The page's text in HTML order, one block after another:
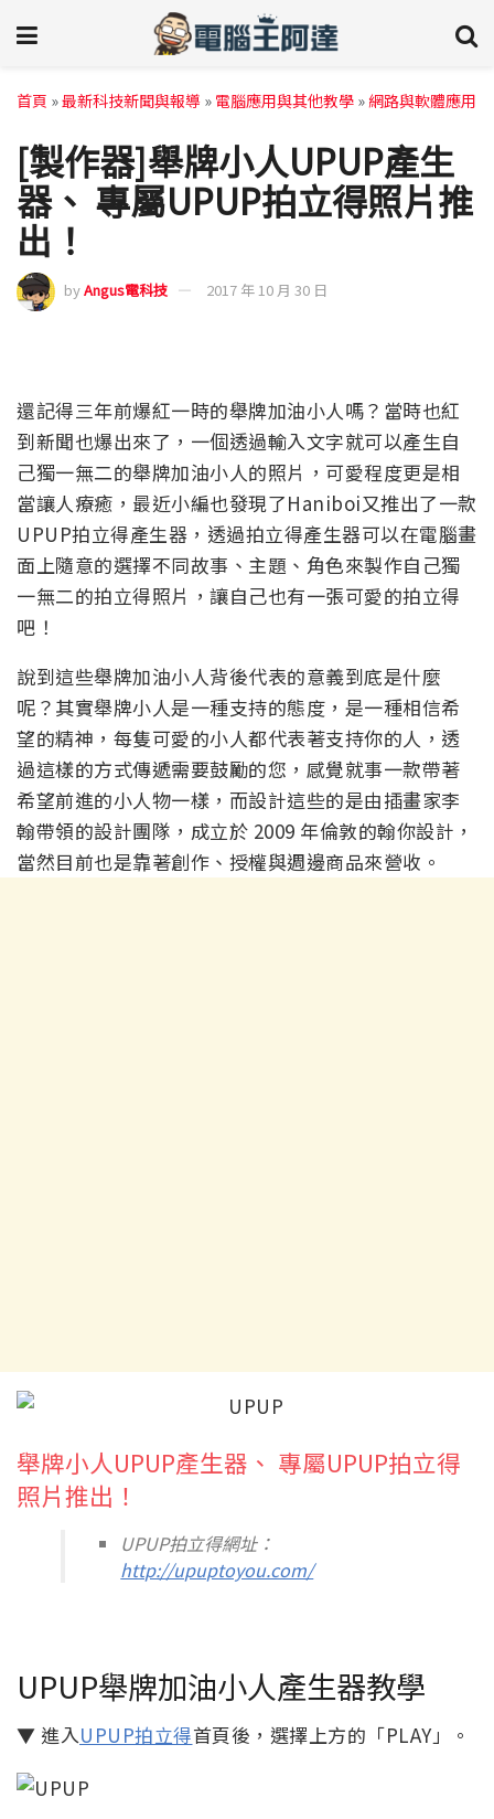
首頁 »最新科技新聞與報導 » 電腦應用與其他教學 »網路與軟體應用
[製作器]舉牌小人UPUP產生
器、 專屬UPUP拍立得照片推
出！
byAngus電科技 2017 年 10 月 30 日
還記得三年前爆紅一時的舉牌加油小人嗎？當時也紅
到新聞也爆出來了，一個透過輸入文字就可以產生自
己獨一無二的舉牌加油小人的照片，可愛程度更是相
當讓人療癒，最近小編也發現了Haniboi又推出了一款
UPUP拍立得產生器，透過拍立得產生器可以在電腦畫
面上隨意的選擇不同故事、主題、角色來製作自己獨
一無二的拍立得照片，讓自己也有一張可愛的拍立得
吧！
說到這些舉牌加油小人背後代表的意義到底是什麼
呢？其實舉牌小人是一種支持的態度，是一種相信希
望的精神，每隻可愛的小人都代表著支持你的人，透
過這樣的方式傳遞需要鼓勵的您，感覺就事一款帶著
希望前進的小人物一樣，而設計這些的是由插畫家李
翰帶領的設計團隊，成立於 2009 年倫敦的翰你設計，
當然目前也是靠著創作、授權與週邊商品來營收。
舉牌小人UPUP產生器、 專屬UPUP拍立得
照片推出！
UPUP拍立得網址：
http://upuptoyou.com/
UPUP舉牌加油小人產生器教學
▼ 進入UPUP拍立得首頁後，選擇上方的「PLAY」。